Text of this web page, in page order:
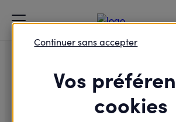
Accueil Je passe à l'action
Environnement
La santé dans
Vos
cookies
Continuer sans accepter